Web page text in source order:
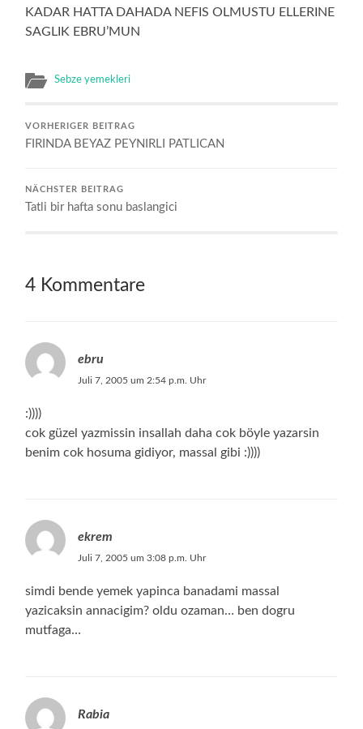
KADAR HATTA DAHADA NEFIS OLMUSTU ELLERINE
SAGLIK EBRU’MUN
Sebze yemekleri
VORHERIGER BEITRAG
FIRINDA BEYAZ PEYNIRLI PATLICAN
NÄCHSTER BEITRAG
Tatli bir hafta sonu baslangici
4 Kommentare
ebru
Juli 7, 2005 um 2:54 p.m. Uhr
:))))
cok güzel yazmissin insallah daha cok böyle yazarsin
benim cok hosuma gidiyor, massal gibi :))))
ekrem
Juli 7, 2005 um 3:08 p.m. Uhr
simdi bende yemek yapinca banadami massal
yazicaksin annacigim? oldu ozaman… ben dogru
mutfaga…
Rabia